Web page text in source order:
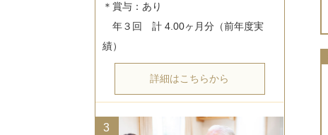
＊賞与：あり
年３回　計 4.00ヶ月分（前年度実
詳細はこちらから
3